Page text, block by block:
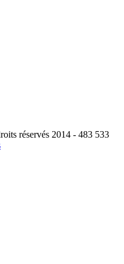
réservés 2014 - 483 533